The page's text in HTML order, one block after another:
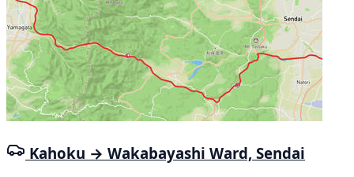
Kahoku → Wakabayashi Ward, Sendai